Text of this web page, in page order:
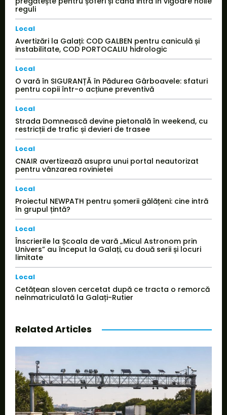
reguli
Local
Avertizări la Galați: COD GALBEN pentru caniculă și
instabilitate, COD PORTOCALIU hidrologic
Local
O vară în SIGURANȚĂ în Pădurea Gârboavele: sfaturi
pentru copii într-o acțiune preventivă
Local
Strada Domnească devine pietonală în weekend, cu
restricții de trafic și devieri de trasee
Local
CNAIR avertizează asupra unui portal neautorizat
pentru vânzarea rovinietei
Local
Proiectul NEWPATH pentru șomerii gălățeni: cine intră
în grupul țintă?
Local
Înscrierile la Școala de vară „Micul Astronom prin
Univers” au început la Galați, cu două serii și locuri
limitate
Local
Cetățean sloven cercetat după ce tracta o remorcă
neînmatriculată la Galați-Rutier
Related Articles